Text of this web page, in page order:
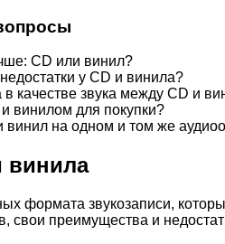
CD или винил?
у CD и винила?
качестве звука между CD и
винилом для покупки?
винил на одном и том же
винила
формата звукозаписи,
свои преимущества и